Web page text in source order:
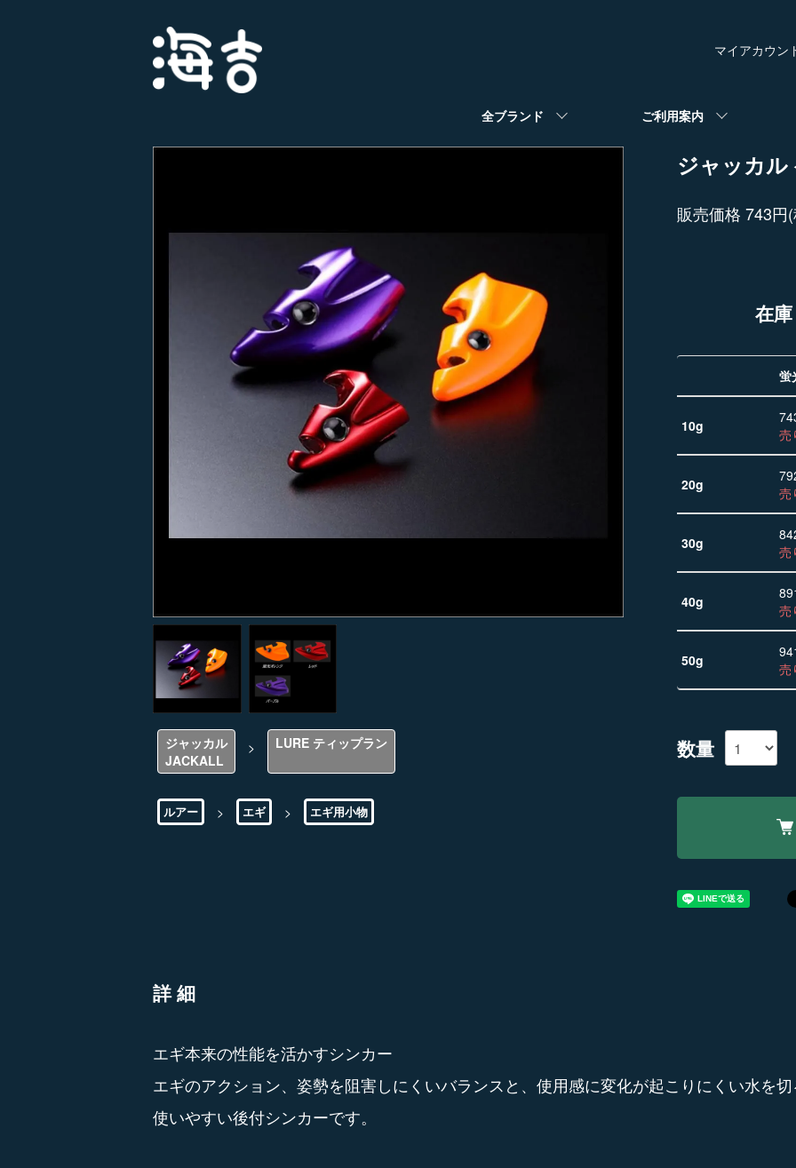
全ブランド ご利用案内
マイアカウン
ジャッカル
JACKALL
> LURE ティップラン
ルアー > エギ > エギ用小物
ジャッカ
販売価格 743円
在
蛍
10g
売
20g
売
30g
売
40g
売
50g
売
数量
詳細
エギ本来の性能を活かすシンカー
エギのアクション、姿勢を阻害しにくいバランスと、使用感に変化が起こりにくい水を
使いやすい後付シンカーです。